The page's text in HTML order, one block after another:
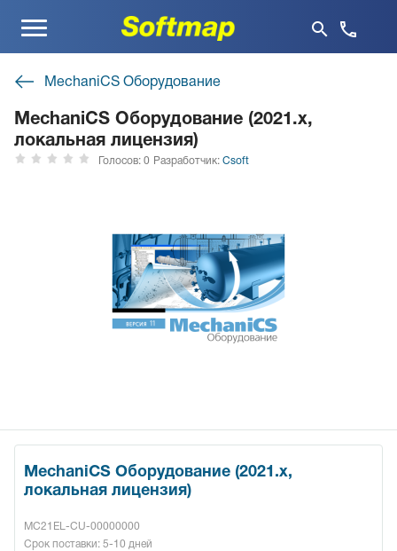
Меню
MechaniCS Оборудование
MechaniCS Оборудование (2021.x,
локальная лицензия)
Голосов: 0 Разработчик: Csoft
MechaniCS Оборудование (2021.x,
локальная лицензия)
MC21EL-CU-00000000
Срок поставки: 5-10 дней